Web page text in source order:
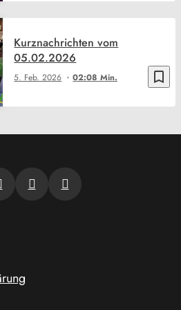
bookmark_border
5. Feb. 2026 02:08 Min.
Kurznachrichten vom
05.02.2026